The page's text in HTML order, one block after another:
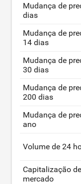
Mudança de
dias
Mudança de
14 dias
Mudança de
30 dias
Mudança de
200 dias
Mudança de
ano
Volume de 24
Capitalização de
mercado